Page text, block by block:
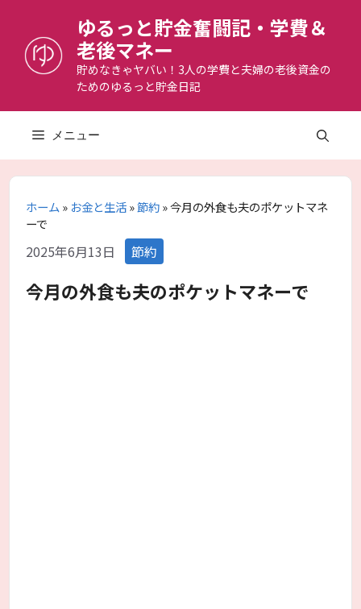
へ
ゆるっと貯金奮闘記・学費＆
老後マネー
貯めなきゃヤバい！3人の学費と夫婦の老後資金の
ためのゆるっと貯金日記
メニュー
ホーム» お金と生活»節約»今月の外食も夫のポケットマネ
ーで
2025年6月13日 カ
テ
ゴ
リ
節約
今月の外食も夫のポケットマネーで